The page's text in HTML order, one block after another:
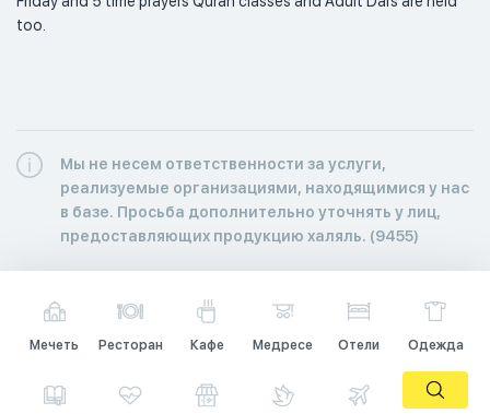
too.
Мы не несем ответственности за услуги,
реализуемые организациями, находящимися у нас
в базе. Просьба дополнительно уточнять у лиц,
предоставляющих продукцию халяль. (9455)
Мечеть Ресторан Кафе Медресе Отели Одежда